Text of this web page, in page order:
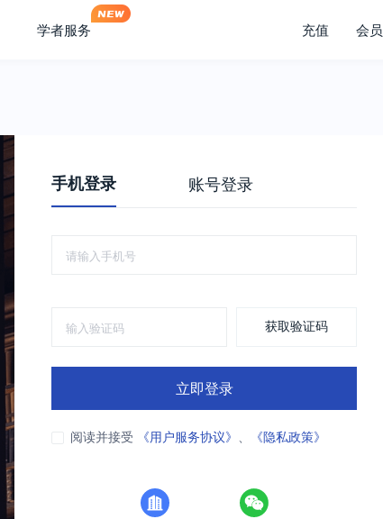
学者服务 充值 会员
手机登录 账号登录
获取验证码
立即登录
阅读并接受 《用户服务协议》 、 《隐私政策》